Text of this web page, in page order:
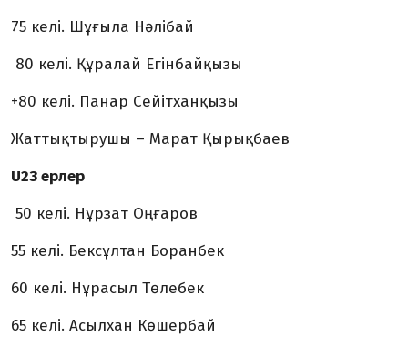
75 келі. Шұғыла Нәлібай
80 келі. Құралай Егінбайқызы
+80 келі. Панар Сейітханқызы
Жаттықтырушы – Марат Қырықбаев
U23 ерлер
50 келі. Нұрзат Оңғаров
55 келі. Бексұлтан Боранбек
60 келі. Нұрасыл Төлебек
65 келі. Асылхан Көшербай